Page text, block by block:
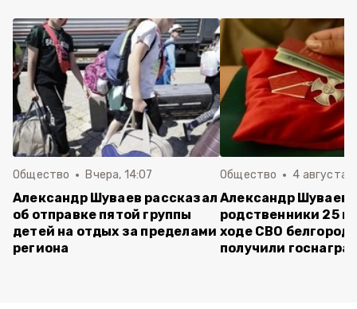
Общество Вчера, 14:07
Александр Шуваев рассказал
об отправке пятой группы
детей на отдых за пределами
региона
Общество 4 августа ,
Александр Шуваев:
родственники 25
ходе СВО
получили